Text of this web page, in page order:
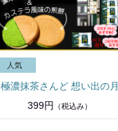
極濃抹茶さんど 想い出の月
399円
（税込み）